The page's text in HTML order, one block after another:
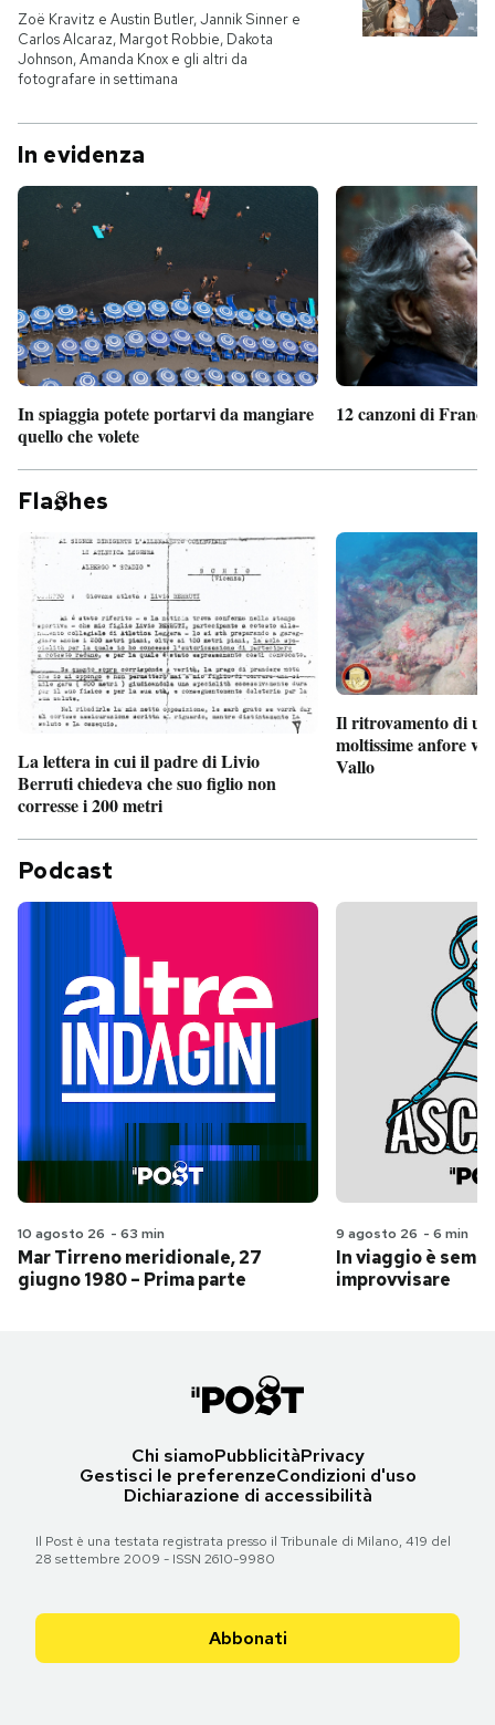
Zoë Kravitz e Austin Butler, Jannik Sinner e
Carlos Alcaraz, Margot Robbie, Dakota
Johnson, Amanda Knox e gli altri da
fotografare in settimana
In evidenza
In spiaggia potete portarvi da mangiare
quello che volete
12 canzoni di
Fla hes
La lettera in cui il padre di Livio
Berruti chiedeva che suo figlio non
corresse i 200 metri
Il ritrovamento di
moltissime anfore
Vallo
Podcast
10 agosto 26 - 63 min
Mar Tirreno meridionale, 27
giugno 1980 – Prima parte
9 agosto 26 - 6 min
In viaggio è
improvvisare
Chi siamoPubblicitàPrivacy
Gestisci le preferenzeCondizioni d'uso
Dichiarazione di accessibilità
Il Post è una testata registrata presso il Tribunale di Milano, 419 del
28 settembre 2009 - ISSN 2610-9980
Abbonati